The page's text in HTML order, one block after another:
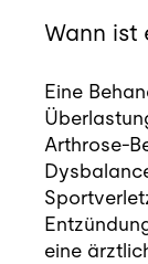
Wann ist
Eine
Arthrose-
eine